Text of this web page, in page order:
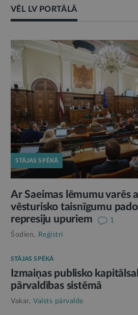
VĒL LV PORTĀLĀ
STĀJAS SPĒKĀ
Ar Saeimas lēmumu varēs
vēsturisko taisnīgumu
represiju upuriem
1
Šodien, Reģistri
STĀJAS SPĒKĀ
Izmaiņas publisko
pārvaldības sistēmā
Vakar, Valsts pārvalde